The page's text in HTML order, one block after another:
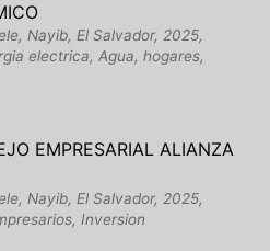
Nayib, El Salvador, 2025,
electrica, Agua, hogares,
EMPRESARIAL ALIANZA
Nayib, El Salvador, 2025,
Inversion